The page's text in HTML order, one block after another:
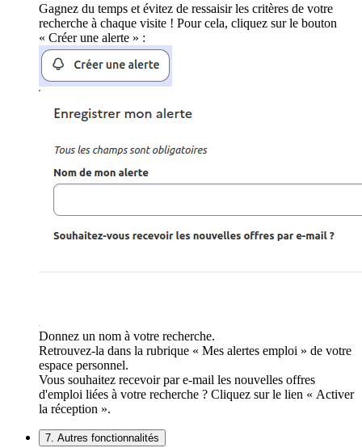
Gagnez du temps et évitez de ressaisir les critères de votre
recherche à chaque visite ! Pour cela, cliquez sur le bouton
« Créer une alerte » :
Donnez un nom à votre recherche.
Retrouvez-la dans la rubrique « Mes alertes emploi » de votre
espace personnel.
Vous souhaitez recevoir par e-mail les nouvelles offres
d'emploi liées à votre recherche ? Cliquez sur le lien « Activer
la réception ».
7. Autres fonctionnalités